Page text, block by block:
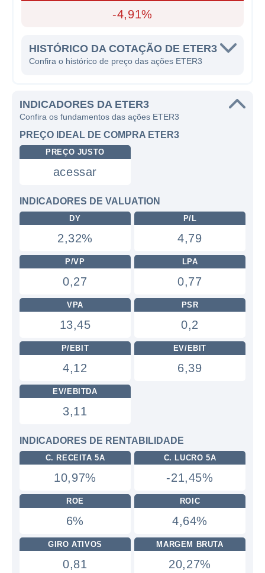
-4,91%
HISTÓRICO DA COTAÇÃO DE ETER3
Confira o histórico de preço das ações ETER3
INDICADORES DA ETER3
Confira os fundamentos das ações ETER3
PREÇO IDEAL DE COMPRA ETER3
PREÇO JUSTO
acessar
INDICADORES DE VALUATION
DY
2,32%
P/L
4,79
P/VP
0,27
LPA
0,77
VPA
13,45
PSR
0,2
P/EBIT
4,12
EV/EBIT
6,39
EV/EBITDA
3,11
INDICADORES DE RENTABILIDADE
C. RECEITA 5A
10,97%
C. LUCRO 5A
-21,45%
ROE
6%
ROIC
4,64%
GIRO ATIVOS
0,81
MARGEM BRUTA
20,27%